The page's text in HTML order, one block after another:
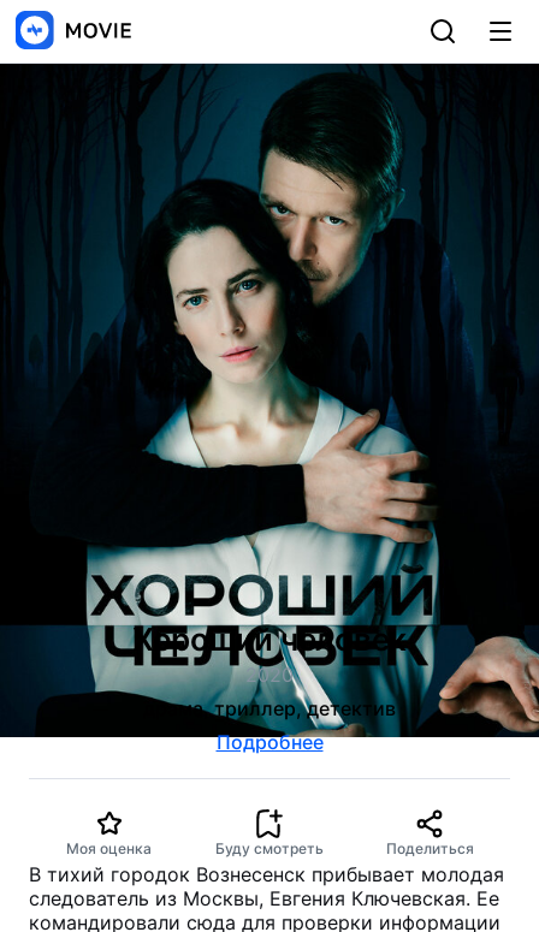
Хороший человек
2020
драма, триллер, детектив
Подробнее
Моя оценка Буду смотреть Поделиться
В тихий городок Вознесенск прибывает молодая
следователь из Москвы, Евгения Ключевская. Ее
командировали сюда для проверки информации